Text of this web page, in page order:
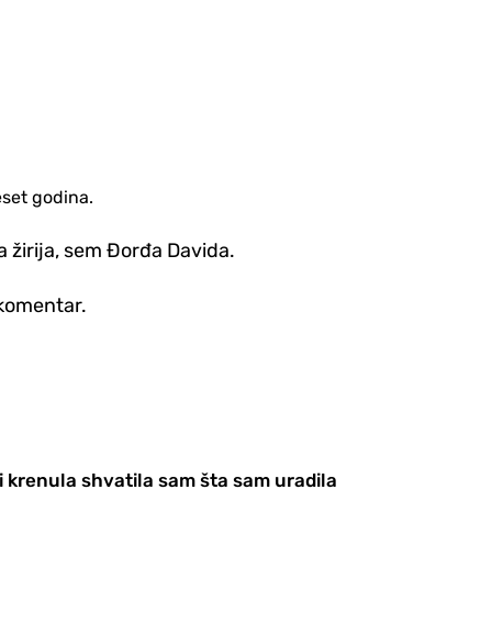
godina.
žirija, sem Đorđa Davida.
shvatila sam šta sam uradila